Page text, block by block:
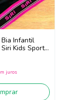
Infantil
Kids Sport
(Preto)
juros